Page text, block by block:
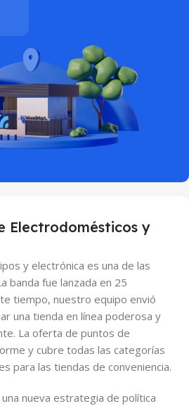
Electrodomésticos y
y electrónica es una de las
banda fue lanzada en 25
tiempo, nuestro equipo envió
una tienda en línea poderosa y
La oferta de puntos de
y cubre todas las categorías
para las tiendas de conveniencia.
nueva estrategia de política